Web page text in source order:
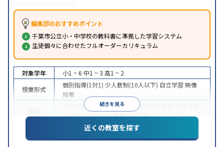
編集部のおすすめポイント
千葉市公立小・中学校の教科書に準拠した学習システム
生徒個々に合わせたフルオーダーカリキュラム
続きを見る
対象学年 小1 ~ 6 中1 ~ 3 高1 ~ 2
授業形式
個別指導(1対1) 少人数制(10人以下) 自立学習 映像
授業
高校受験 大学受験授業・定期テスト対策
策学習習慣の定着推薦入試対策
特徴
授業の振替可能不登校生に対応
ットを利用1科目から受講可能季節講習のみの受講
近くの教室を探す